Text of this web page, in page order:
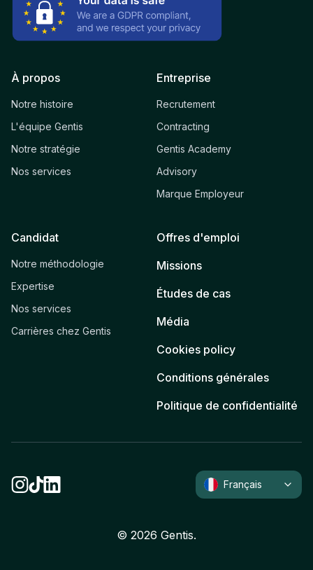
À propos
Notre histoire
L'équipe Gentis
Notre stratégie
Nos services
Entreprise
Recrutement
Contracting
Gentis Academy
Advisory
Marque Employeur
Candidat
Notre méthodologie
Expertise
Nos services
Carrières chez Gentis
Offres d'emploi
Missions
Études de cas
Média
Cookies policy
Conditions générales
Politique de confidentialité
© 2026 Gentis.
Français